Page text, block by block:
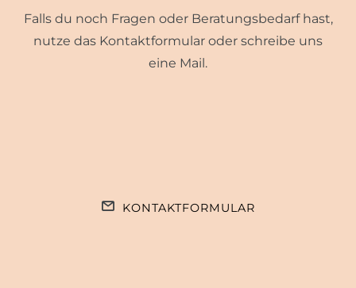
Falls du noch Fragen oder Beratungsbedarf hast,
nutze das Kontaktformular oder schreibe uns
eine Mail.
KONTAKTFORMULAR